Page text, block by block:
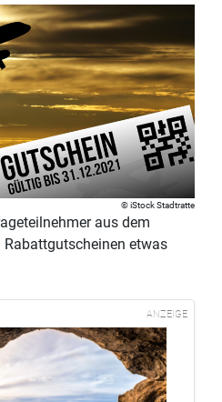
iStock Stadtratte
aus dem
etwas
ANZEIGE